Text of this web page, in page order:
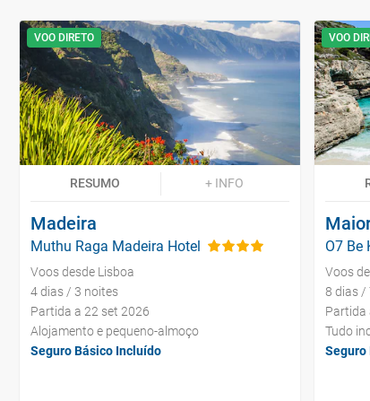
VOO DIRETO
RESUMO + INFO
Madeira
Muthu Raga Madeira Hotel
Voos desde Lisboa
4 dias / 3 noites
Partida a 22 set 2026
Alojamento e pequeno-almoço
Seguro Básico Incluído
VOO
O7 Be
Voos
8 dias /
Partida
Tudo
Seguro